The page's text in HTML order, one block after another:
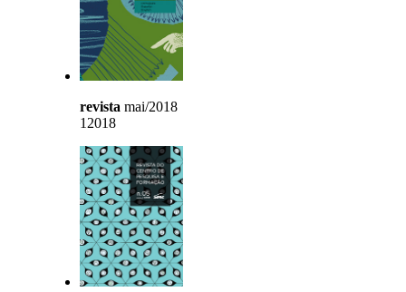
revista mai/2018
12018